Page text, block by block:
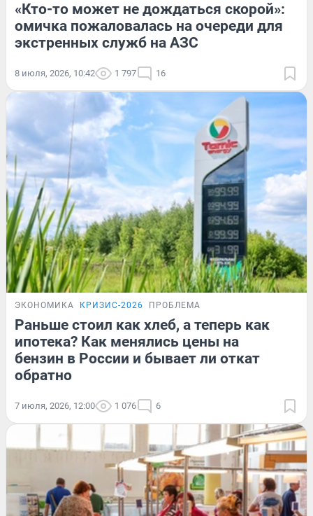
«Кто-то может не дождаться скорой»:
омичка пожаловалась на очереди для
экстренных служб на АЗС
8 июля, 2026, 10:42 1 797 16
ЭКОНОМИКА КРИЗИС-2026 ПРОБЛЕМА
Раньше стоил как хлеб, а теперь как
ипотека? Как менялись цены на
бензин в России и бывает ли откат
обратно
7 июля, 2026, 12:00 1 076 6